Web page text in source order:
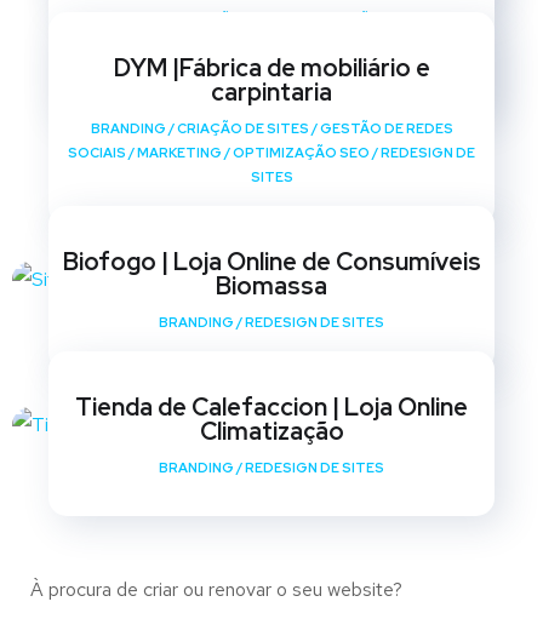
SITES
DYM |Fábrica de mobiliário e
carpintaria
BRANDING /CRIAÇÃO DE SITES /GESTÃO DE REDES
SOCIAIS /MARKETING /OPTIMIZAÇÃO SEO /REDESIGN DE
SITES
Biofogo | Loja Online de Consumíveis
Biomassa
BRANDING /REDESIGN DE SITES
Tienda de Calefaccion | Loja Online
Climatização
BRANDING /REDESIGN DE SITES
À procura de criar ou renovar o seu website?